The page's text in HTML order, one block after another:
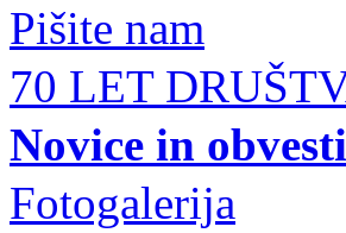
Pišite nam
70 LET
Novice in
Fotogalerija